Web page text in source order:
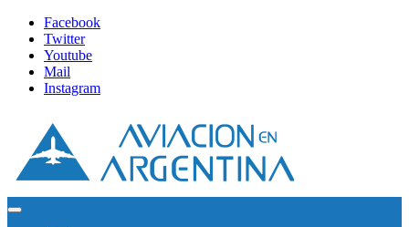
Facebook
Twitter
Youtube
Mail
Instagram